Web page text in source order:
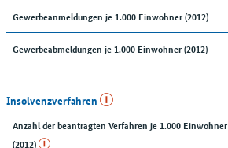
Gewerbeanmeldungen je 1.000 Einwohner (2012)
Gewerbeabmeldungen je 1.000 Einwohner (2012)
Insolvenzverfahren
Anzahl der beantragten Verfahren je 1.000 Einwohner
(2012)